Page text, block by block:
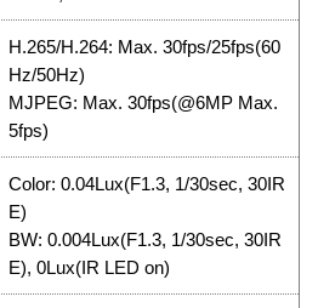
H.265/H.264: Max. 30fps/25fps(60
Hz/50Hz)
MJPEG: Max. 30fps(@6MP Max.
5fps)
Color: 0.04Lux(F1.3, 1/30sec, 30IR
E)
BW: 0.004Lux(F1.3, 1/30sec, 30IR
E), 0Lux(IR LED on)